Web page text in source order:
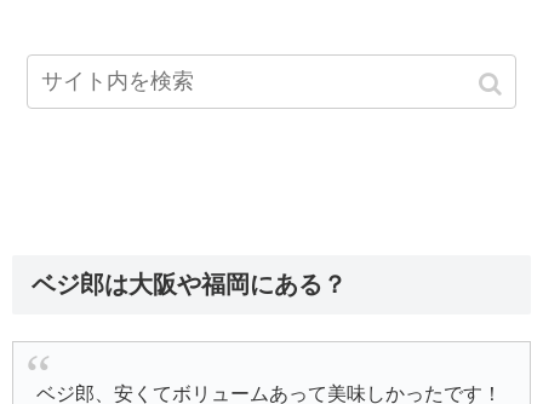
ベジ郎は大阪や福岡にある？
ベジ郎、安くてボリュームあって美味しかったです！